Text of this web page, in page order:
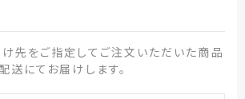
先をご指定してご注文いただいた商品
送にてお届けします。